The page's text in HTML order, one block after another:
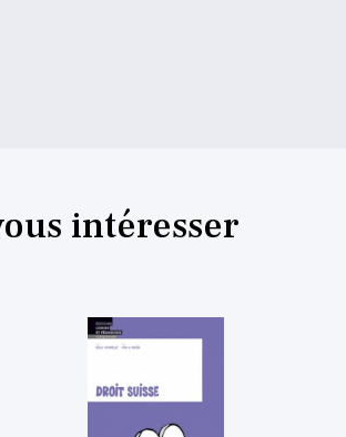
intéresser